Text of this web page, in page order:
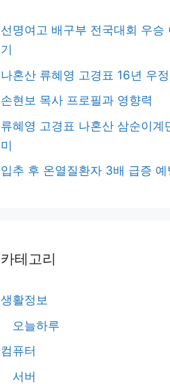
선명여고 배구부 전국대회 우승
기
나혼산 류혜영 고경표 16년 우정
손현보 목사 프로필과 영향력
류혜영 고경표 나혼산 삼순이계
미
입추 후 온열질환자 3배 급증 예
카테고리
생활정보
오늘하루
컴퓨터
서버